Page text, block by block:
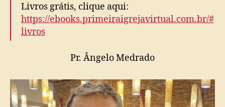
Livros grátis, clique aqui:
https://ebooks.primeiraigrejavirtual.com.br/#
livros
Pr. Ângelo Medrado